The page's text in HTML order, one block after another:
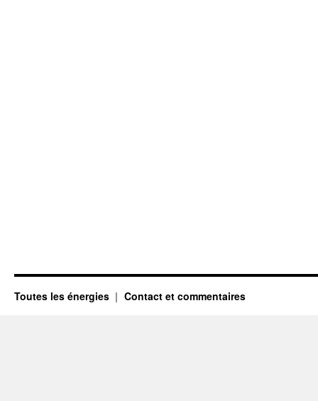
Toutes les énergies Contact et commentaires